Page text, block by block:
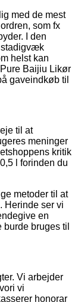
med de mest
som fx
I den
stadigvæk
helst kan
Baijiu Likør
gaveindkøb til
til at
meninger
kritik
l forinden du
metoder til at
Herinde ser vi
en
bruges til
Vi arbejder
vi
honorar